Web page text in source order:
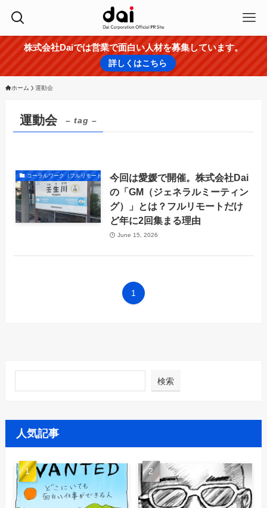
株式会社Daiでは営業で面白い人材を募集しています。
詳しくはこちら
ホーム 運動会
運動会 – tag –
コーラルワーク（フルリモートの働き方）今回は愛媛で開催。株式会社Dai
の「GM（ジェネラルミーティン
グ）」とは？フルリモートだけ
ど年に2回集まる理由
June 15, 2026
1
検索
人気記事